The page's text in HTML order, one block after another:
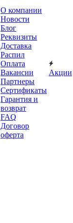
О компании
Новости
Блог
Реквизиты
Доставка
Распил
Оплата
Вакансии
Партнеры
Сертификаты
Гарантия и
возврат
FAQ
Договор
оферта
Акции